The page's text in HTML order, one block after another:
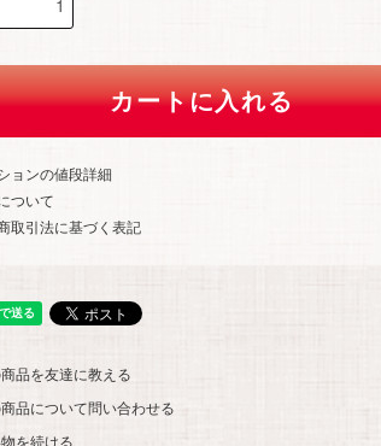
カートに入れる
ョンの値段詳細
ついて
取引法に基づく表記
品を友達に教える
品について問い合わせる
を続ける